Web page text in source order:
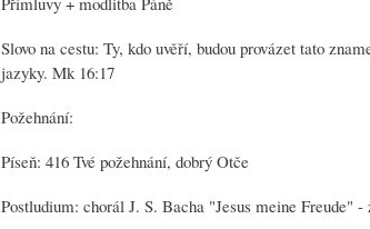
Slovo na cestu: Ty, kdo uvěří, budou provázet tato
jazyky. Mk 16:17
Požehnání:
Píseň: 416 Tvé požehnání, dobrý Otče
Postludium: chorál J. S. Bacha "Jesus meine Freude"